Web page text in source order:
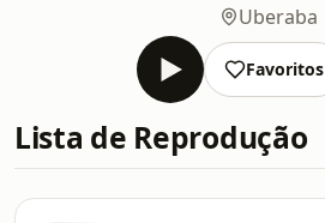
Uberaba
Favoritos
Lista de Reprodução